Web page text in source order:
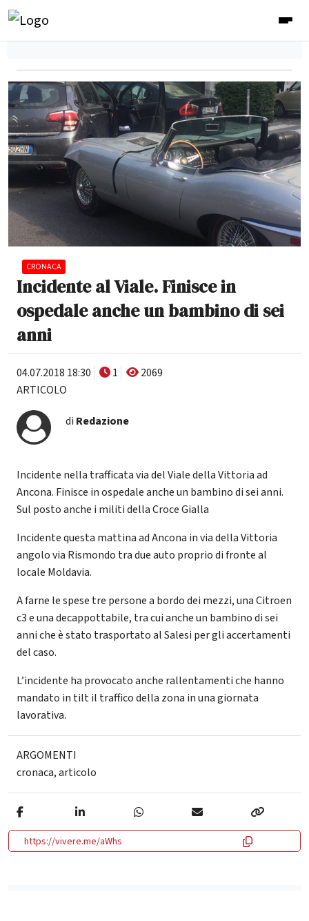
CRONACA
Incidente al Viale. Finisce in
ospedale anche un bambino di sei
anni
04.07.2018 18:30 1
2069
ARTICOLO
di Redazione
Incidente nella trafficata via del Viale della Vittoria ad
Ancona. Finisce in ospedale anche un bambino di sei anni.
Sul posto anche i militi della Croce Gialla
Incidente questa mattina ad Ancona in via della Vittoria
angolo via Rismondo tra due auto proprio di fronte al
locale Moldavia.
A farne le spese tre persone a bordo dei mezzi, una Citroen
c3 e una decappottabile, tra cui anche un bambino di sei
anni che è stato trasportato al Salesi per gli accertamenti
del caso.
L’incidente ha provocato anche rallentamenti che hanno
mandato in tilt il traffico della zona in una giornata
lavorativa.
ARGOMENTI
cronaca,articolo
https://vivere.me/aWhs